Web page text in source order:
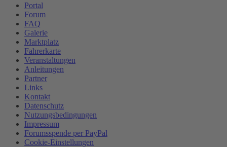
Portal
Forum
FAQ
Galerie
Marktplatz
Fahrerkarte
Veranstaltungen
Anleitungen
Partner
Links
Kontakt
Datenschutz
Nutzungsbedingungen
Impressum
Forumsspende per PayPal
Cookie-Einstellungen